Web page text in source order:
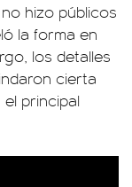
hizo públicos
la forma en
los detalles
cierta
principal